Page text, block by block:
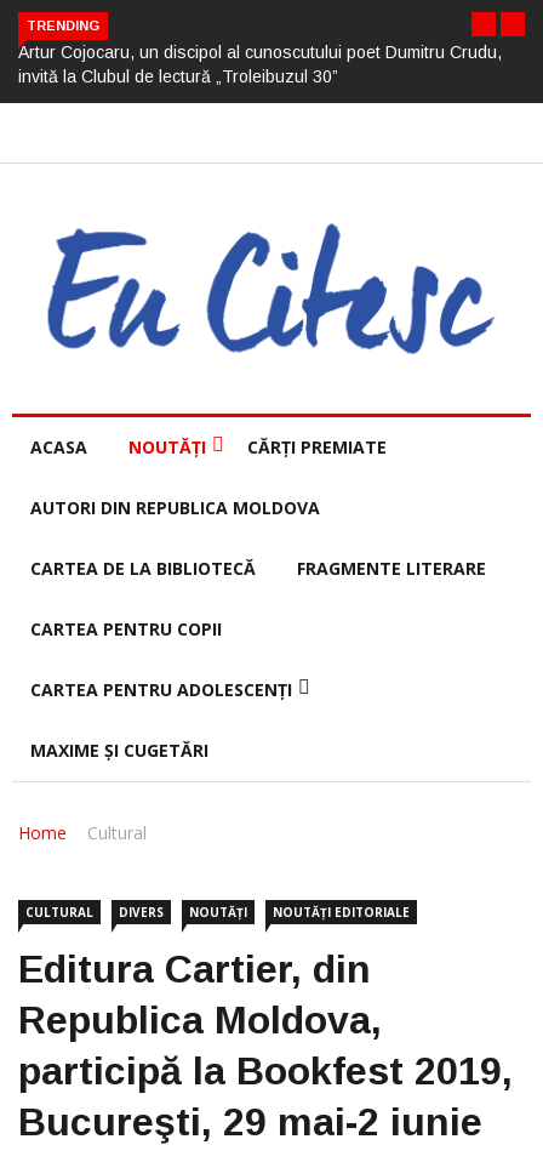
TRENDING
Artur Cojocaru, un discipol al cunoscutului poet Dumitru Crudu,
invită la Clubul de lectură „Troleibuzul 30”
ACASA NOUTĂȚI CĂRȚI PREMIATE
AUTORI DIN REPUBLICA MOLDOVA
CARTEA DE LA BIBLIOTECĂ FRAGMENTE LITERARE
CARTEA PENTRU COPII
CARTEA PENTRU ADOLESCENȚI
MAXIME ȘI CUGETĂRI
Home Cultural
CULTURAL DIVERS NOUTĂȚI NOUTĂȚI EDITORIALE
Editura Cartier, din
Republica Moldova,
participă la Bookfest 2019,
Bucureşti, 29 mai-2 iunie